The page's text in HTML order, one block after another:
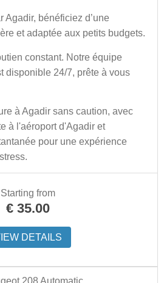
Agadir, bénéficiez d’une
et adaptée aux petits budgets.
constant. Notre équipe
disponible 24/7, prête à vous
à Agadir sans caution, avec
à l'aéroport d'Agadir et
pour une expérience
Starting from
€ 35.00
DETAILS